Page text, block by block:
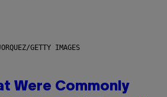
GETTY IMAGES
Were Commonly